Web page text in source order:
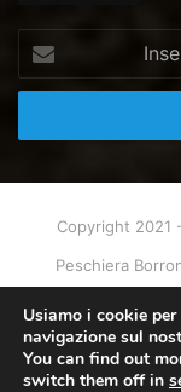
tuo
mail
Copyright 2021
Peschiera
Usiamo i cookie
navigazione sul
You can find out
switch them off in